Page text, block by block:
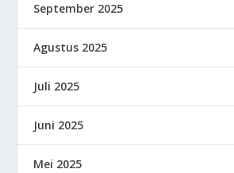
September 2025
Agustus 2025
Juli 2025
Juni 2025
Mei 2025